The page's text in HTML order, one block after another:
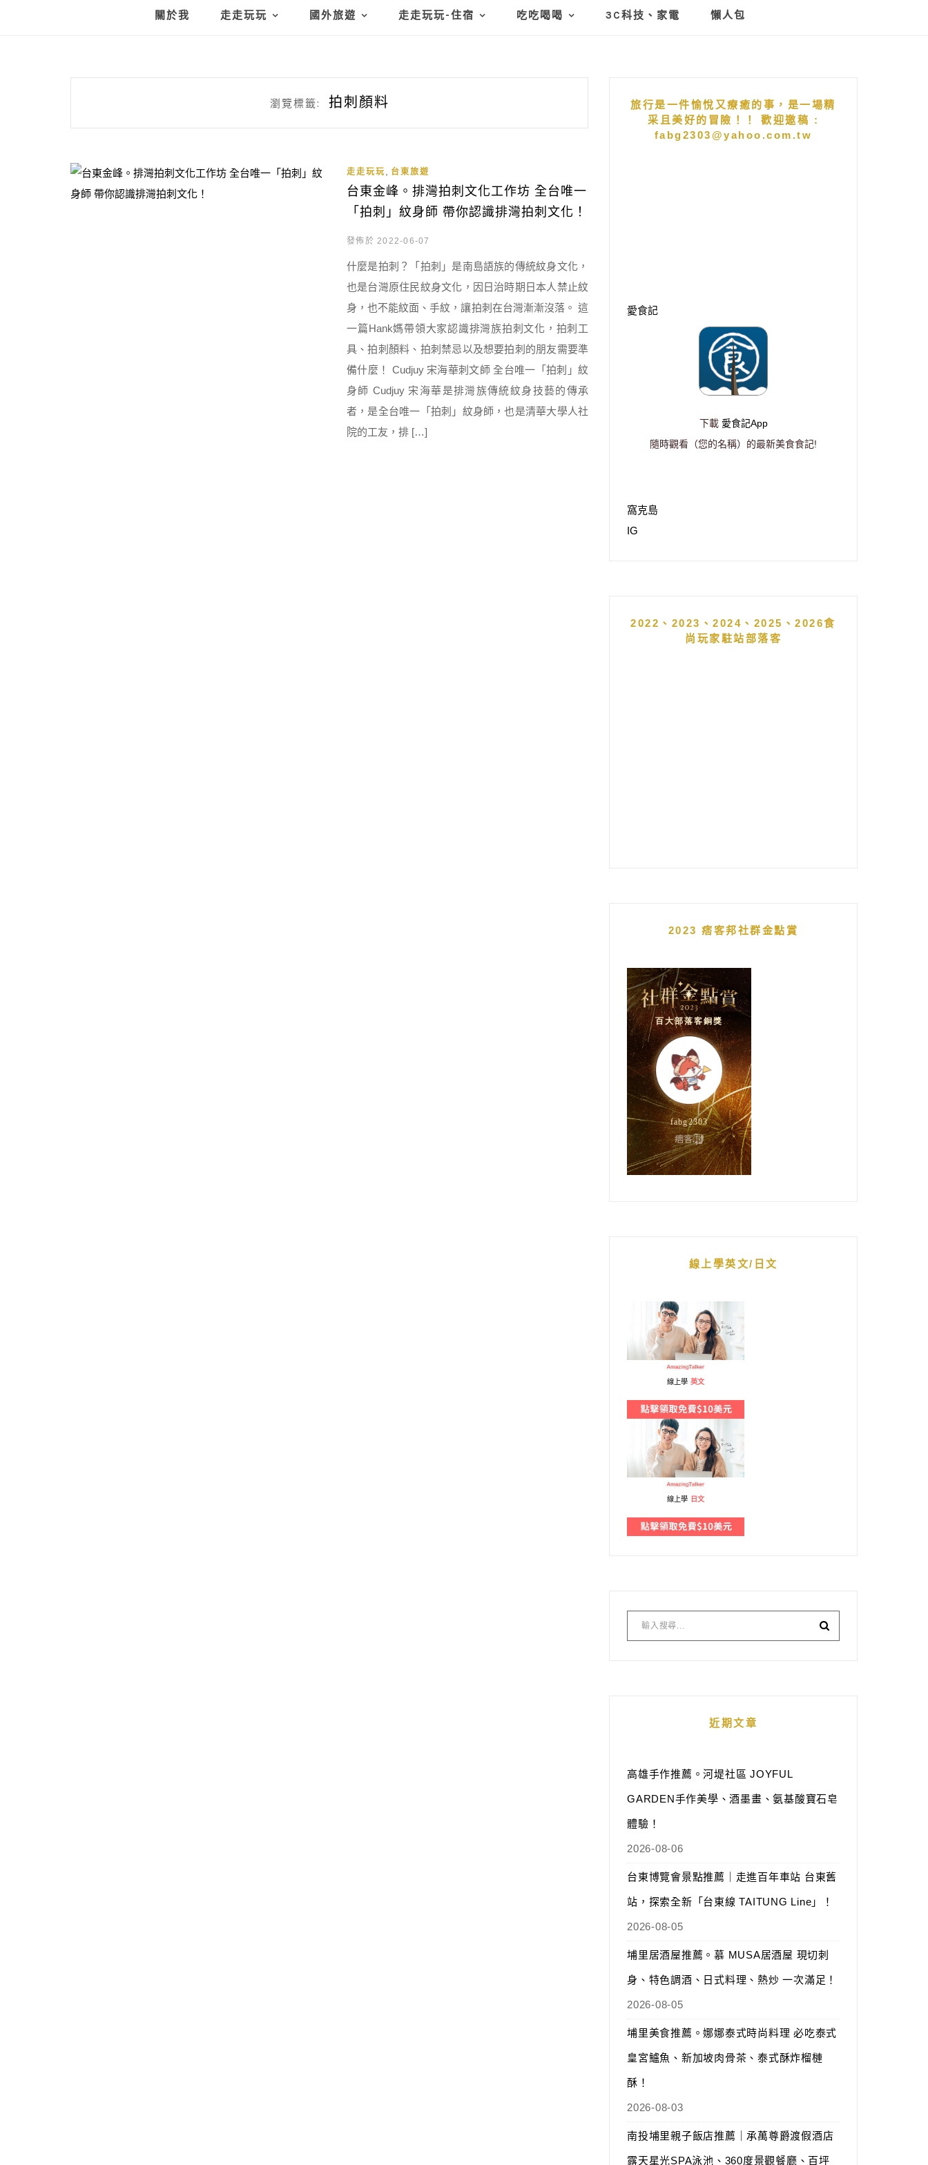
關於我 走走玩玩 國外旅遊 走走玩玩-住宿 吃吃喝喝 3C科技、家電 懶人包
瀏覽標籤: 拍刺顏料
走走玩玩 台東旅遊
台東金峰。排灣拍刺文化工作坊 全台唯一
「拍刺」紋身師 帶你認識排灣拍刺文化！
發佈於 2022-06-07
什麼是拍刺？「拍刺」是南島語族的傳統紋身文化，
也是台灣原住民紋身文化，因日治時期日本人禁止紋
身，也不能紋面、手紋，讓拍刺在台灣漸漸沒落。 這
一篇Hank媽帶領大家認識排灣族拍刺文化，拍刺工
具、拍刺顏料、拍刺禁忌以及想要拍刺的朋友需要準
備什麼！ Cudjuy 宋海華刺文師 全台唯一「拍刺」紋
身師 Cudjuy 宋海華是排灣族傳統紋身技藝的傳承
者，是全台唯一「拍刺」紋身師，也是清華大學人社
院的工友，排 […]
旅行是一件愉悅又療癒的事，是一場精
采且美好的冒險！！ 歡迎邀稿 :
fabg2303@yahoo.com.tw
愛食記
下載 愛食記App
隨時觀看（您的名稱）的最新美食食記!
窩克島
IG
2022、2023、2024、2025、2026食
尚玩家駐站部落客
2023 痞客邦社群金點賞
線上學英文/日文
線上學 英文
線上學 日文
近期文章
高雄手作推薦。河堤社區 JOYFUL
GARDEN手作美學、酒墨畫、氨基酸寶石皂
體驗！
2026-08-06
台東博覽會景點推薦｜走進百年車站 台東舊
站，探索全新「台東線 TAITUNG Line」！
2026-08-05
埔里居酒屋推薦。慕 MUSA居酒屋 現切刺
身、特色調酒、日式料理、熱炒 一次滿足！
2026-08-05
埔里美食推薦。娜娜泰式時尚料理 必吃泰式
皇宮鱸魚、新加坡肉骨茶、泰式酥炸榴槤
酥！
2026-08-03
南投埔里親子飯店推薦｜承萬尊爵渡假酒店
露天星光SPA泳池、360度景觀餐廳、百坪